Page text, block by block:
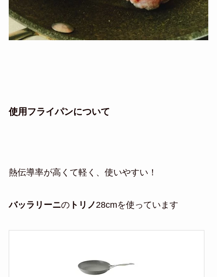
使用フライパンについて
熱伝導率が高くて軽く、使いやすい！
バッラリーニのトリノ28cmを使っています